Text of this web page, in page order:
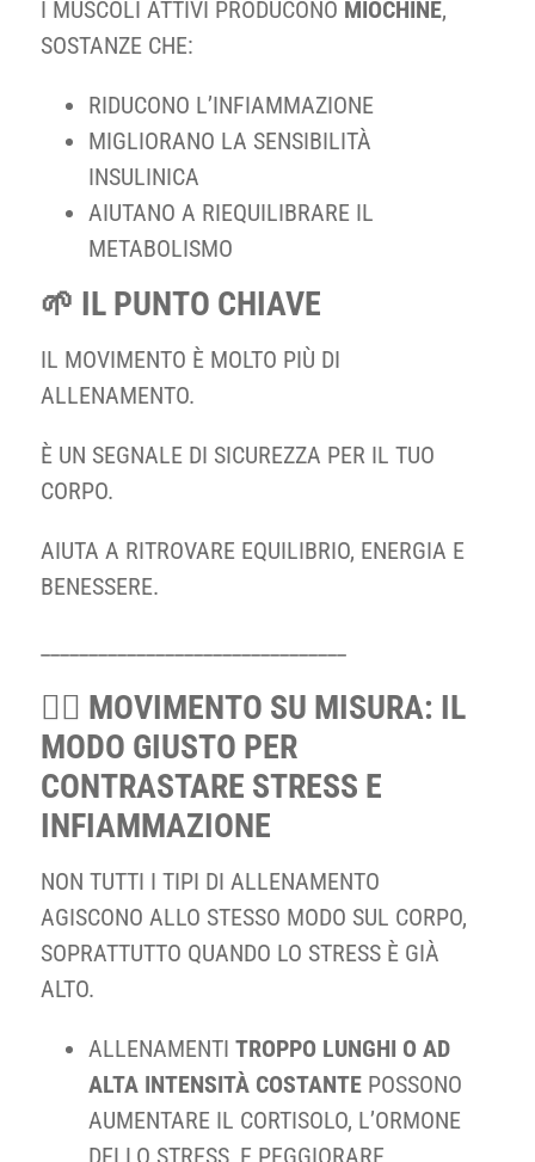
I MUSCOLI ATTIVI PRODUCONO MIOCHINE,
SOSTANZE CHE:
RIDUCONO L’INFIAMMAZIONE
MIGLIORANO LA SENSIBILITÀ
INSULINICA
AIUTANO A RIEQUILIBRARE IL
METABOLISMO
🌱 IL PUNTO CHIAVE
IL MOVIMENTO È MOLTO PIÙ DI
ALLENAMENTO.
È UN SEGNALE DI SICUREZZA PER IL TUO
CORPO.
AIUTA A RITROVARE EQUILIBRIO, ENERGIA E
BENESSERE.
🏃‍♀️ MOVIMENTO SU MISURA: IL
MODO GIUSTO PER
CONTRASTARE STRESS E
INFIAMMAZIONE
NON TUTTI I TIPI DI ALLENAMENTO
AGISCONO ALLO STESSO MODO SUL CORPO,
SOPRATTUTTO QUANDO LO STRESS È GIÀ
ALTO.
ALLENAMENTI TROPPO LUNGHI O AD
ALTA INTENSITÀ COSTANTEPOSSONO
AUMENTARE IL CORTISOLO, L’ORMONE
DELLO STRESS, E PEGGIORARE